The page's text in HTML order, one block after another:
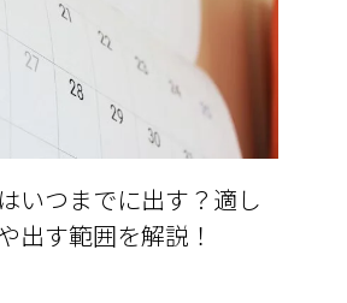
いつまでに出す？適し
出す範囲を解説！